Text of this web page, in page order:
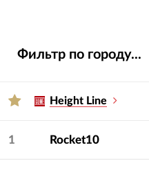
Фильтр по городу...
Height Line
1 Rocket10